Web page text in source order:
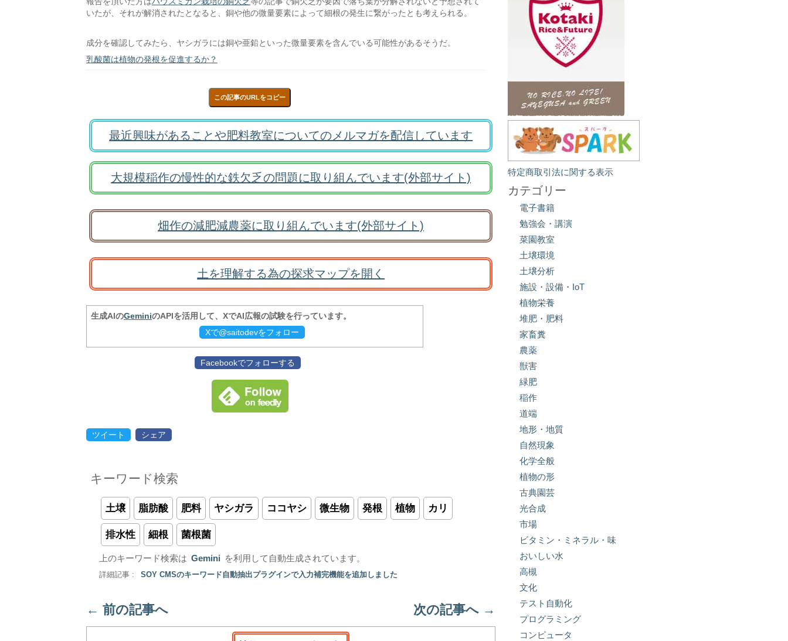
いたが、それが解消されたとなると、銅や他の微量要素によって細根の発生に繋がったとも考えられる。
成分を確認してみたら、ヤシガラには銅や亜鉛といった微量要素を含んでいる可能性があるそうだ。
乳酸菌は植物の発根を促進するか？
この記事のURLをコピー
最近興味があることや肥料教室についてのメルマガを配信しています
大規模稲作の慢性的な鉄欠乏の問題に取り組んでいます(外部サイト)
畑作の減肥減農薬に取り組んでいます(外部サイト)
土を理解する為の探求マップを開く
生成AIのGeminiのAPIを活用して、XでAI広報の試験を行っています。
Xで@saitodevをフォロー
Facebookでフォローする
ツイート シェア
キーワード検索
土壌 脂肪酸 肥料 ヤシガラ ココヤシ 微生物 発根 植物 カリ
排水性 細根 菌根菌
上のキーワード検索は Gemini を利用して自動生成されています。
詳細記事 : SOY CMSのキーワード自動抽出プラグインで入力補完機能を追加しました
← 前の記事へ 次の記事へ →
特定商取引法に関する表示
カテゴリー
電子書籍
勉強会・講演
菜園教室
土壌環境
土壌分析
施設・設備・IoT
植物栄養
堆肥・肥料
家畜糞
農薬
獣害
緑肥
稲作
道端
地形・地質
自然現象
化学全般
植物の形
古典園芸
光合成
市場
ビタミン・ミネラル・味
おいしい水
高槻
文化
テスト自動化
プログラミング
コンピュータ